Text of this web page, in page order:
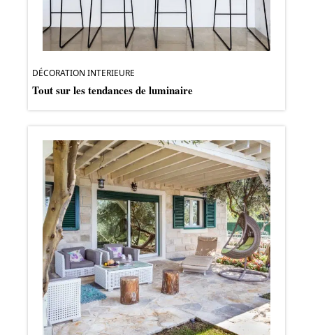
DÉCORATION INTERIEURE
Tout sur les tendances de luminaire